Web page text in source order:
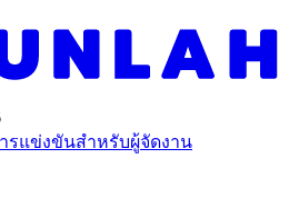
รแข่งขันสำหรับผู้จัดงาน